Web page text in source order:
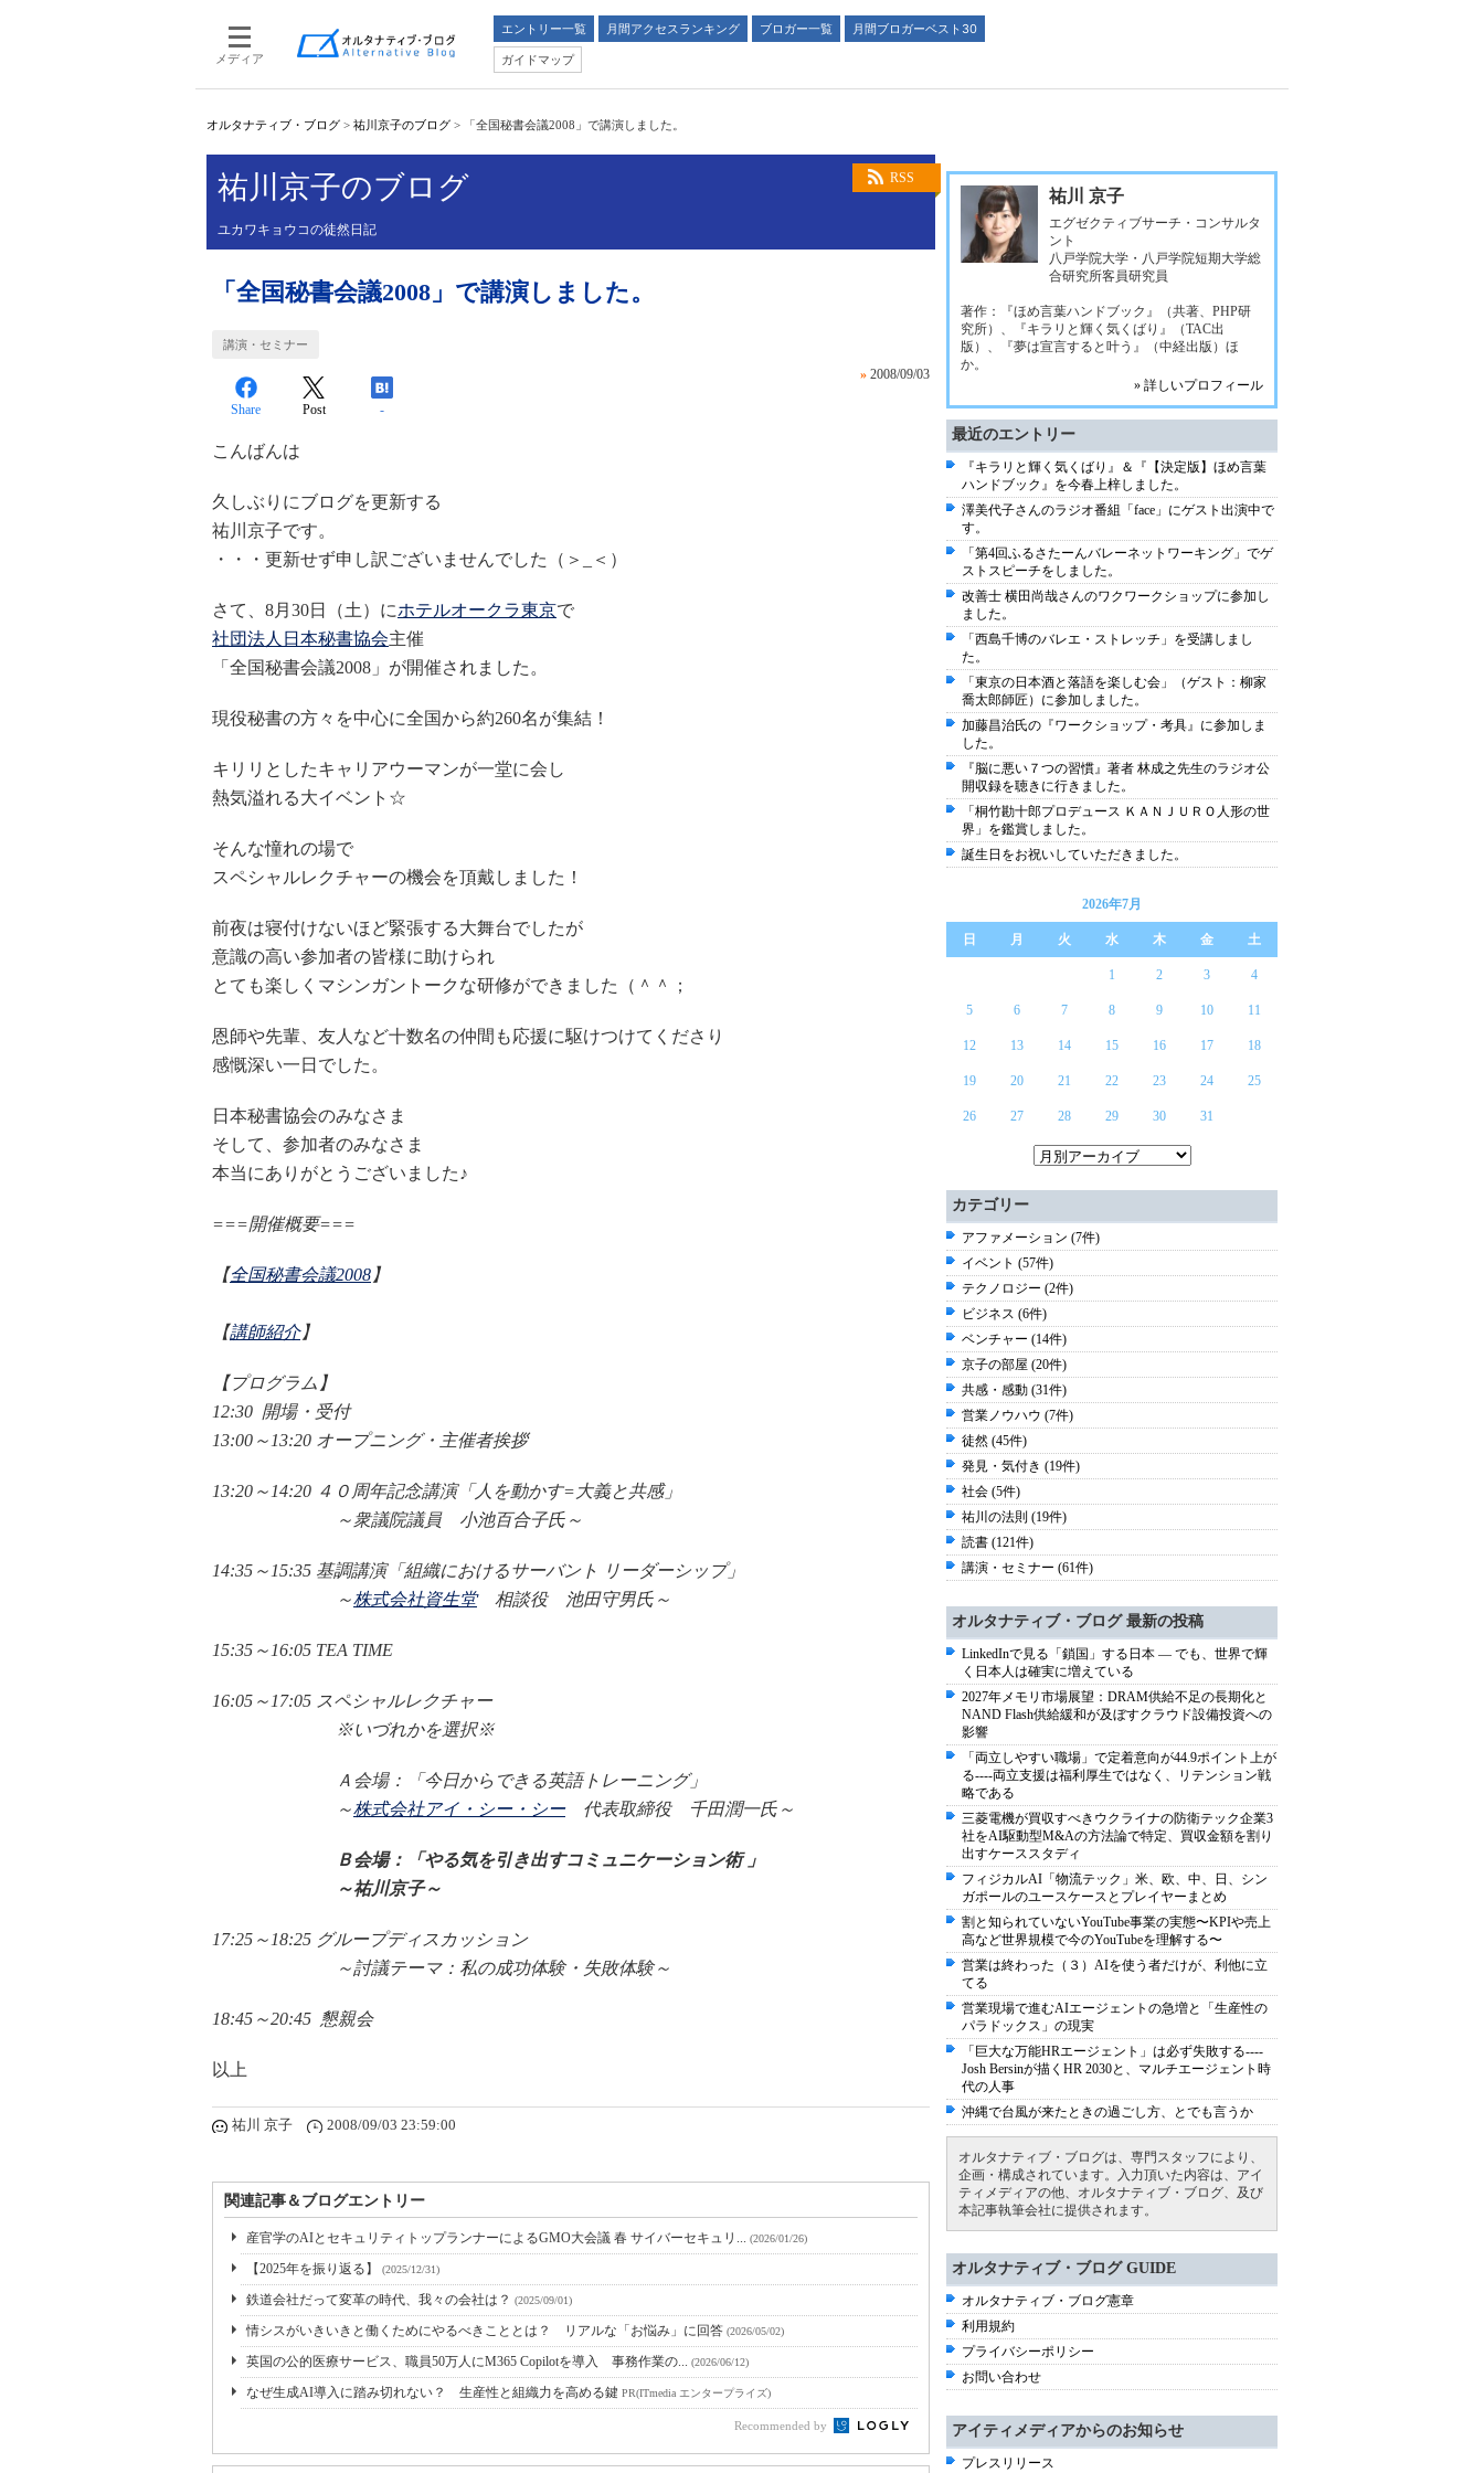
メディア
エントリー一覧 月間アクセスランキング ブロガー一覧
月間ブロガーベスト30
ガイドマップ
オルタナティブ・ブログ > 祐川京子のブログ > 「全国秘書会議2008」で講演しました。
RSS
祐川京子のブログ
ユカワキョウコの徒然日記
「全国秘書会議2008」で講演しました。
講演・セミナー
» 2008/09/03
Share Post -
こんばんは
久しぶりにブログを更新する
祐川京子です。
・・・更新せず申し訳ございませんでした（＞_＜）
さて、8月30日（土）にホテルオークラ東京で
社団法人日本秘書協会主催
「全国秘書会議2008」が開催されました。
現役秘書の方々を中心に全国から約260名が集結！
キリリとしたキャリアウーマンが一堂に会し
熱気溢れる大イベント☆
そんな憧れの場で
スペシャルレクチャーの機会を頂戴しました！
前夜は寝付けないほど緊張する大舞台でしたが
意識の高い参加者の皆様に助けられ
とても楽しくマシンガントークな研修ができました（＾＾；
恩師や先輩、友人など十数名の仲間も応援に駆けつけてくださり
感慨深い一日でした。
日本秘書協会のみなさま
そして、参加者のみなさま
本当にありがとうございました♪
===開催概要===
【全国秘書会議2008 】
【講師紹介】
【プログラム】
12:30 開場・受付
13:00～13:20 オープニング・主催者挨拶
13:20～14:20 ４０周年記念講演「人を動かす=大義と共感」
～衆議院議員 小池百合子氏～
14:35～15:35 基調講演「組織におけるサーバント リーダーシップ」
～株式会社資生堂相談役 池田守男氏～
15:35～16:05 TEA TIME
16:05～17:05 スペシャルレクチャー
※いづれかを選択※
Ａ会場：「今日からできる英語トレーニング」
～株式会社アイ・シー・シー代表取締役 千田潤一氏～
Ｂ会場：「やる気を引き出すコミュニケーション術 」
～祐川京子～
17:25～18:25 グループディスカッション
～討議テーマ：私の成功体験・失敗体験～
18:45～20:45 懇親会
以上
祐川 京子 2008/09/03 23:59:00
関連記事＆ブログエントリー
産官学のAIとセキュリティトップランナーによるGMO大会議 春 サイバーセキュリ... (2026/01/26)
【2025年を振り返る】 (2025/12/31)
鉄道会社だって変革の時代、我々の会社は？ (2025/09/01)
情シスがいきいきと働くためにやるべきこととは？ リアルな「お悩み」に回答 (2026/05/02)
英国の公的医療サービス、職員50万人にM365 Copilotを導入 事務作業の... (2026/06/12)
なぜ生成AI導入に踏み切れない？ 生産性と組織力を高める鍵 PR(ITmedia エンタープライズ)
Recommended by
祐川 京子
エグゼクティブサーチ・コンサルタ
ント
八戸学院大学・八戸学院短期大学総
合研究所客員研究員
著作：『ほめ言葉ハンドブック』（共著、PHP研
究所）、『キラリと輝く気くばり』（TAC出
版）、『夢は宣言すると叶う』（中経出版）ほ
か。
» 詳しいプロフィール
最近のエントリー
『キラリと輝く気くばり』＆『【決定版】ほめ言葉
ハンドブック』を今春上梓しました。
澤美代子さんのラジオ番組「face」にゲスト出演中で
す。
「第4回ふるさたーんバレーネットワーキング」でゲ
ストスピーチをしました。
改善士 横田尚哉さんのワクワークショップに参加し
ました。
「西島千博のバレエ・ストレッチ」を受講しまし
た。
「東京の日本酒と落語を楽しむ会」（ゲスト：柳家
喬太郎師匠）に参加しました。
加藤昌治氏の『ワークショップ・考具』に参加しま
した。
『脳に悪い７つの習慣』著者 林成之先生のラジオ公
開収録を聴きに行きました。
「桐竹勘十郎プロデュース ＫＡＮＪＵＲＯ人形の世
界」を鑑賞しました。
誕生日をお祝いしていただきました。
2026年7月
日 月 火 水 木 金 土
1 2 3 4
5 6 7 8 9 10 11
12 13 14 15 16 17 18
19 20 21 22 23 24 25
26 27 28 29 30 31
カテゴリー
アファメーション (7件)
イベント (57件)
テクノロジー (2件)
ビジネス (6件)
ベンチャー (14件)
京子の部屋 (20件)
共感・感動 (31件)
営業ノウハウ (7件)
徒然 (45件)
発見・気付き (19件)
社会 (5件)
祐川の法則 (19件)
読書 (121件)
講演・セミナー (61件)
オルタナティブ・ブログ 最新の投稿
LinkedInで見る「鎖国」する日本 ― でも、世界で輝
く日本人は確実に増えている
2027年メモリ市場展望：DRAM供給不足の長期化と
NAND Flash供給緩和が及ぼすクラウド設備投資への
影響
「両立しやすい職場」で定着意向が44.9ポイント上が
る----両立支援は福利厚生ではなく、リテンション戦
略である
三菱電機が買収すべきウクライナの防衛テック企業3
社をAI駆動型M&Aの方法論で特定、買収金額を割り
出すケーススタディ
フィジカルAI「物流テック」米、欧、中、日、シン
ガポールのユースケースとプレイヤーまとめ
割と知られていないYouTube事業の実態〜KPIや売上
高など世界規模で今のYouTubeを理解する〜
営業は終わった（３）AIを使う者だけが、利他に立
てる
営業現場で進むAIエージェントの急増と「生産性の
パラドックス」の現実
「巨大な万能HRエージェント」は必ず失敗する----
Josh Bersinが描くHR 2030と、マルチエージェント時
代の人事
沖縄で台風が来たときの過ごし方、とでも言うか
オルタナティブ・ブログは、専門スタッフにより、
企画・構成されています。入力頂いた内容は、アイ
ティメディアの他、オルタナティブ・ブログ、及び
本記事執筆会社に提供されます。
オルタナティブ・ブログ GUIDE
オルタナティブ・ブログ憲章
利用規約
プライバシーポリシー
お問い合わせ
アイティメディアからのお知らせ
プレスリリース